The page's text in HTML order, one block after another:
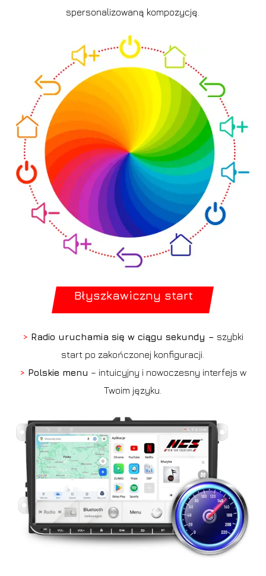
spersonalizowaną kompozycję.
Błyszkawiczny start
> Radio uruchamia się w ciągu sekundy – szybki
start po zakończonej konfiguracji.
> Polskie menu – intuicyjny i nowoczesny interfejs w
Twoim języku.